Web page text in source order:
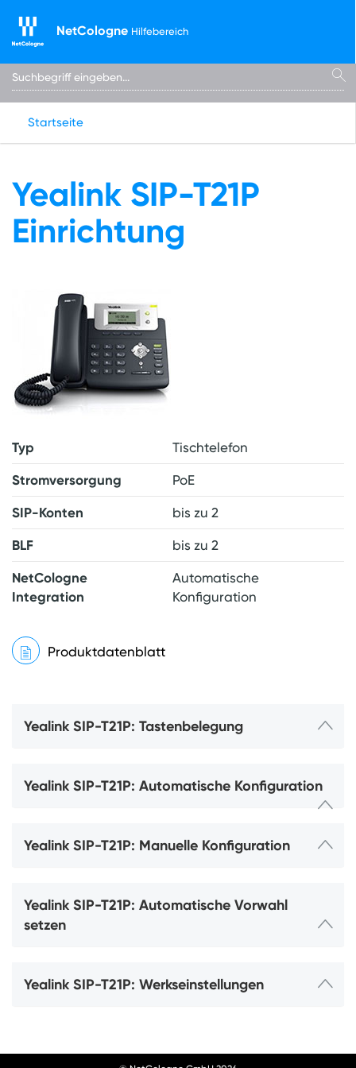
NetCologne Hilfebereich
Startseite
Yealink SIP-T21P
Einrichtung
Typ Tischtelefon
Stromversorgung PoE
SIP-Konten bis zu 2
BLF bis zu 2
NetCologne
Integration
Automatische
Konfiguration
Produktdatenblatt
Yealink SIP-T21P: Tastenbelegung
Yealink SIP-T21P: Automatische Konfiguration
Yealink SIP-T21P: Manuelle Konfiguration
Yealink SIP-T21P: Automatische Vorwahl
setzen
Yealink SIP-T21P: Werkseinstellungen